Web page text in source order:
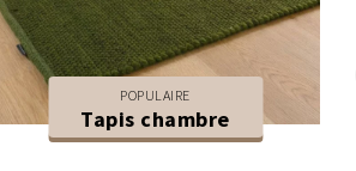
POPULAIRE
Tapis chambre